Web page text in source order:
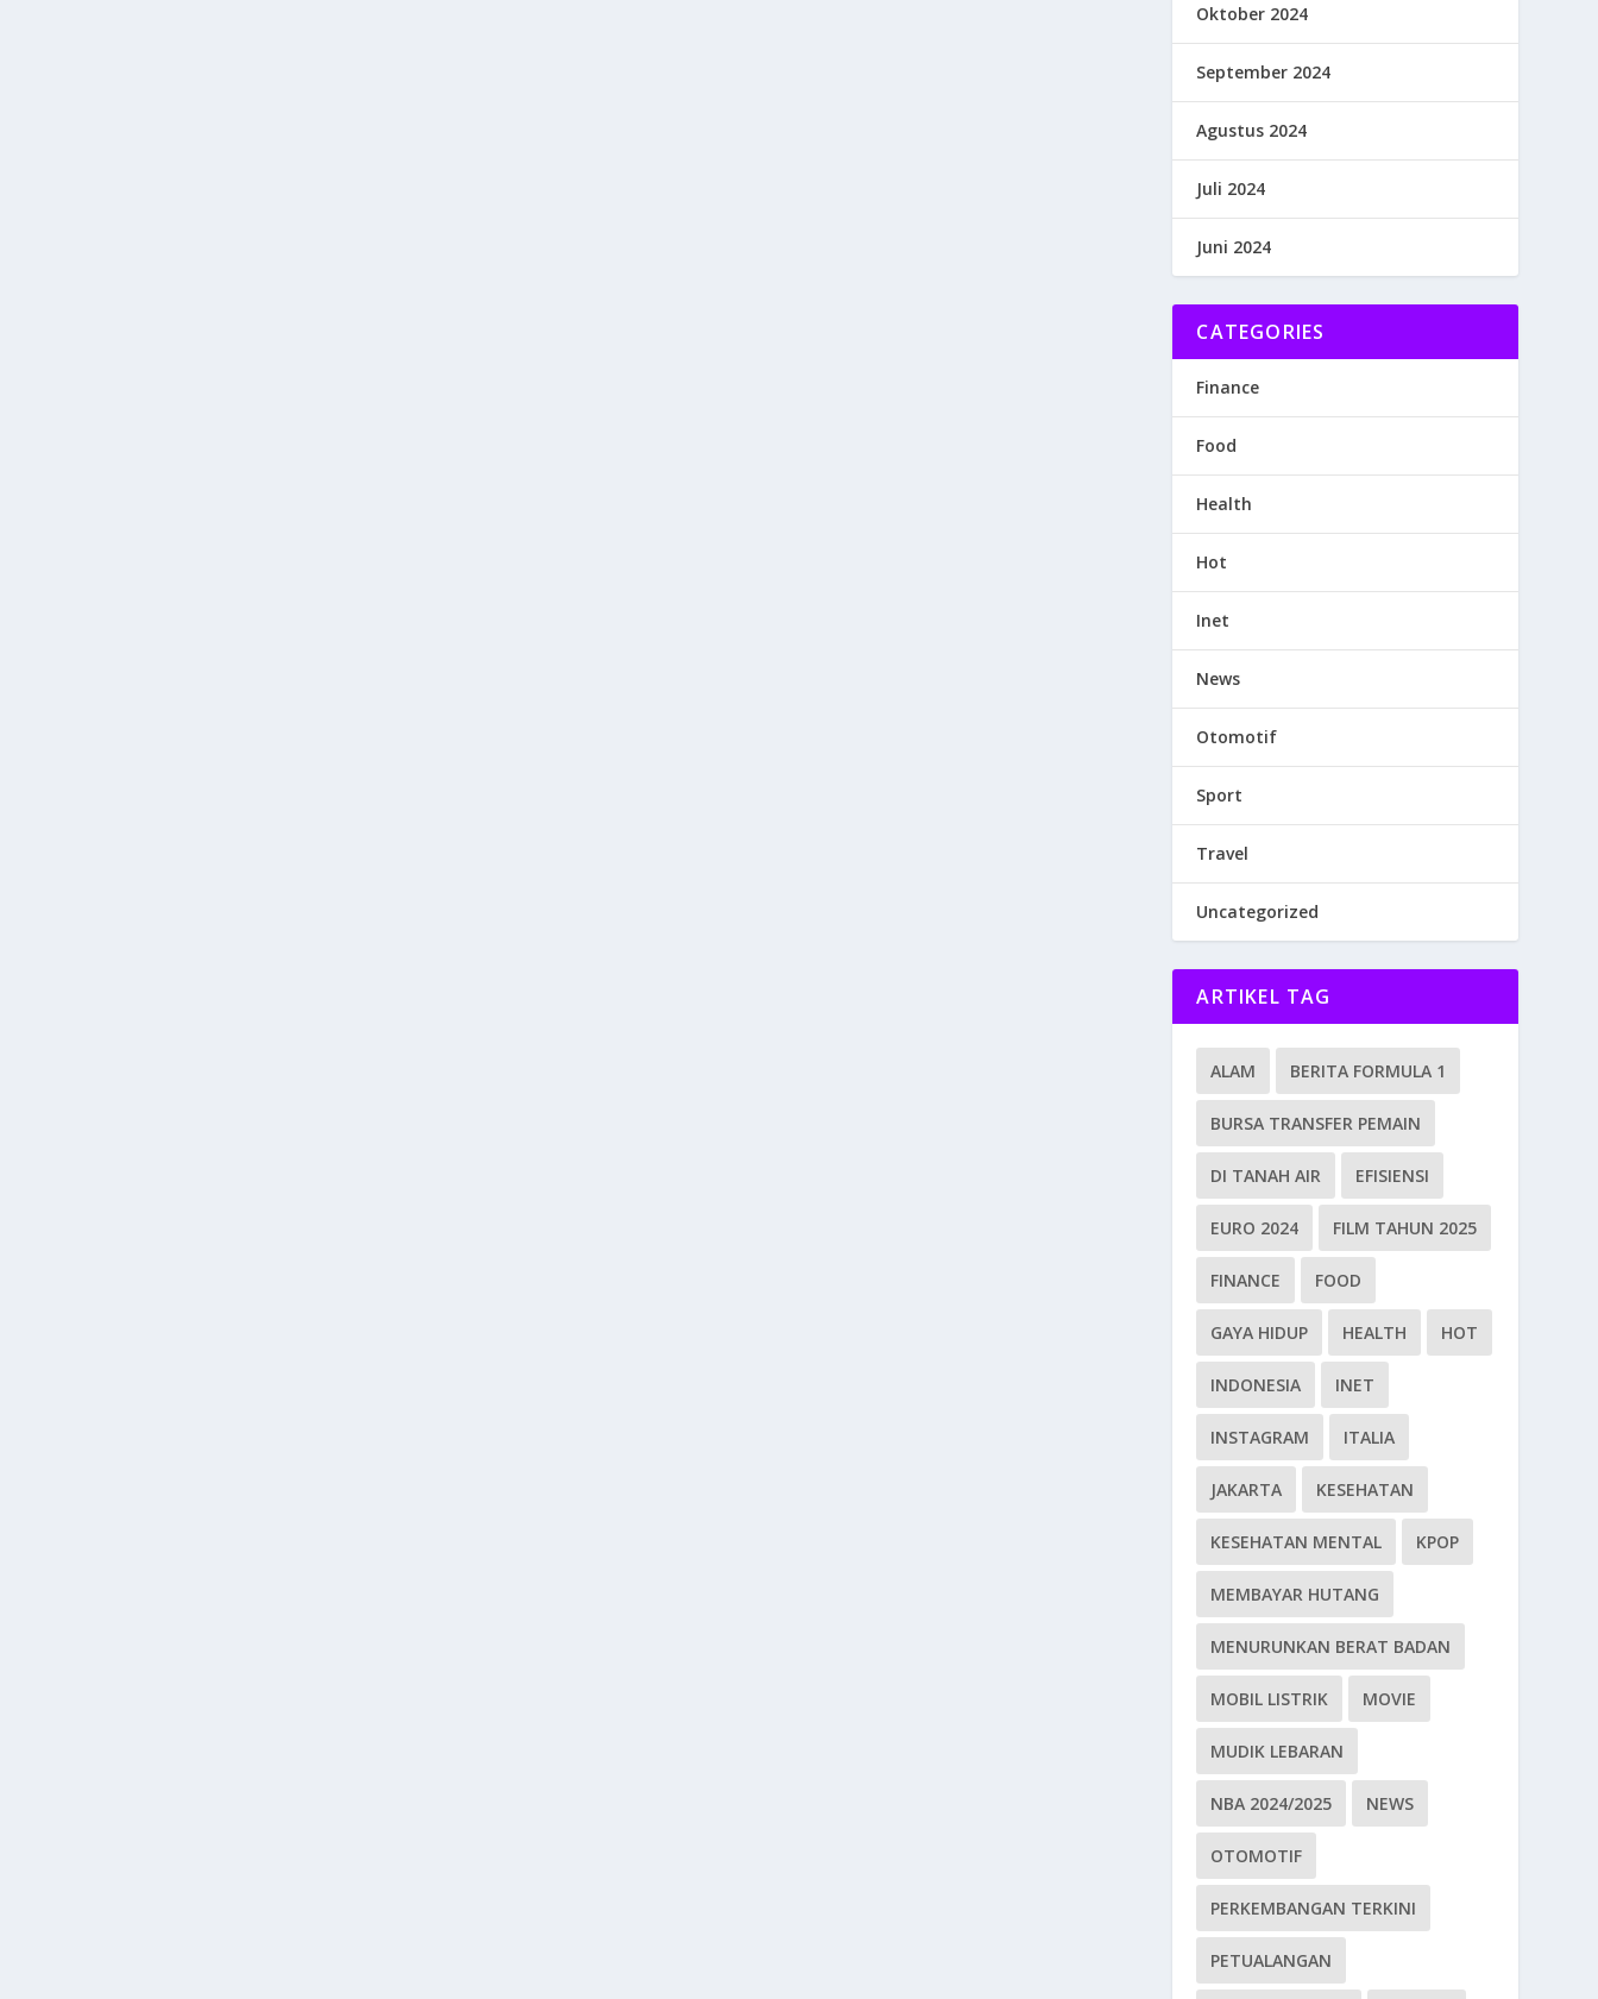
Oktober 2024
September 2024
Agustus 2024
Juli 2024
Juni 2024
CATEGORIES
Finance
Food
Health
Hot
Inet
News
Otomotif
Sport
Travel
Uncategorized
ARTIKEL TAG
ALAM BERITA FORMULA 1
BURSA TRANSFER PEMAIN
DI TANAH AIR EFISIENSI
EURO 2024 FILM TAHUN 2025
FINANCE FOOD
GAYA HIDUP HEALTH HOT
INDONESIA INET
INSTAGRAM ITALIA
JAKARTA KESEHATAN
KESEHATAN MENTAL KPOP
MEMBAYAR HUTANG
MENURUNKAN BERAT BADAN
MOBIL LISTRIK MOVIE
MUDIK LEBARAN
NBA 2024/2025 NEWS
OTOMOTIF
PERKEMBANGAN TERKINI
PETUALANGAN